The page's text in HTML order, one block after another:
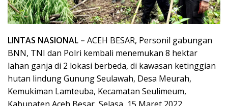
LINTAS NASIONAL – ACEH BESAR, Personil gabungan
BNN, TNI dan Polri kembali menemukan 8 hektar
lahan ganja di 2 lokasi berbeda, di kawasan ketinggian
hutan lindung Gunung Seulawah, Desa Meurah,
Kemukiman Lamteuba, Kecamatan Seulimeum,